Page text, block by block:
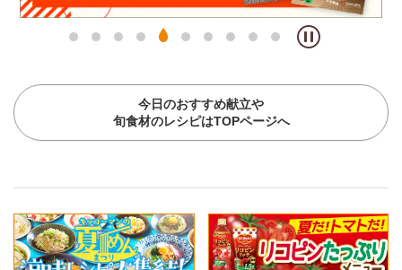
今日のおすすめ献立や
旬食材のレシピはTOPページへ